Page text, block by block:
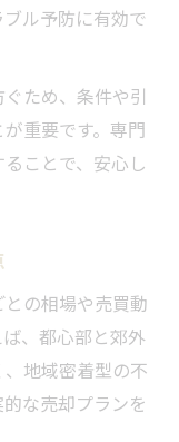
ル予防に有効で
ため、条件や引
重要です。専門
ことで、安心し
の相場や売買動
、都心部と郊外
地域密着型の不
な売却プランを